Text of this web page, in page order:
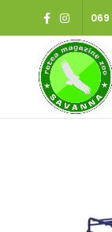
069